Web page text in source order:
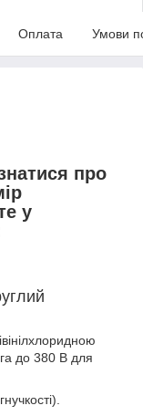
Оплата Умови
про
у
до 380 В для